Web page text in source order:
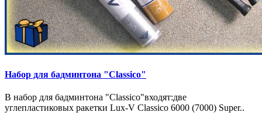
Набор для бадминтона "Classico"
В набор для бадминтона "Classico"входят:две
углепластиковых ракетки Lux-V Classico 6000 (7000) Super..